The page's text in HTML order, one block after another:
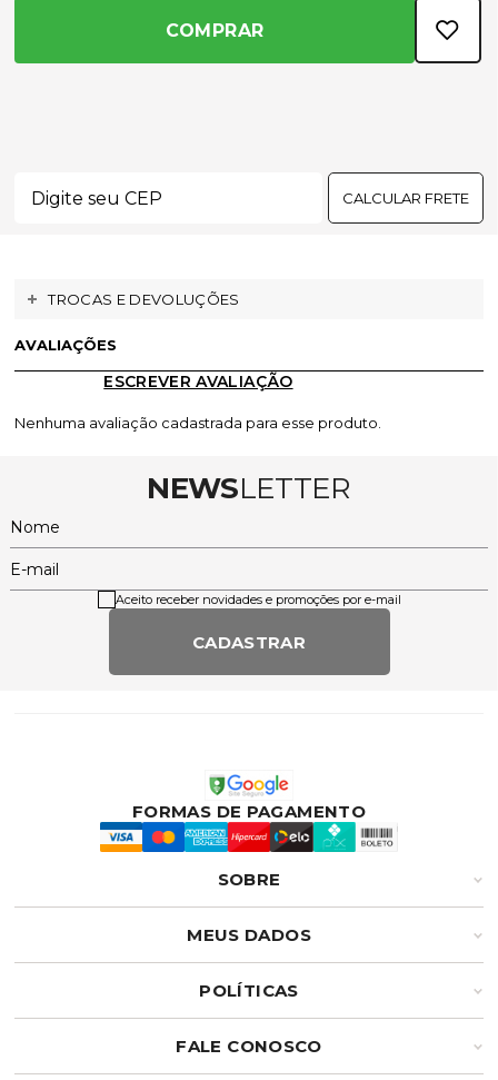
COMPRAR
CALCULAR FRETE
TROCAS E DEVOLUÇÕES
AVALIAÇÕES
ESCREVER AVALIAÇÃO
Nenhuma avaliação cadastrada para esse produto.
NEWSLETTER
Nome
E-mail
CADASTRAR
Aceito receber novidades e promoções por e-mail
FORMAS DE PAGAMENTO
SOBRE
MEUS DADOS
POLÍTICAS
FALE CONOSCO